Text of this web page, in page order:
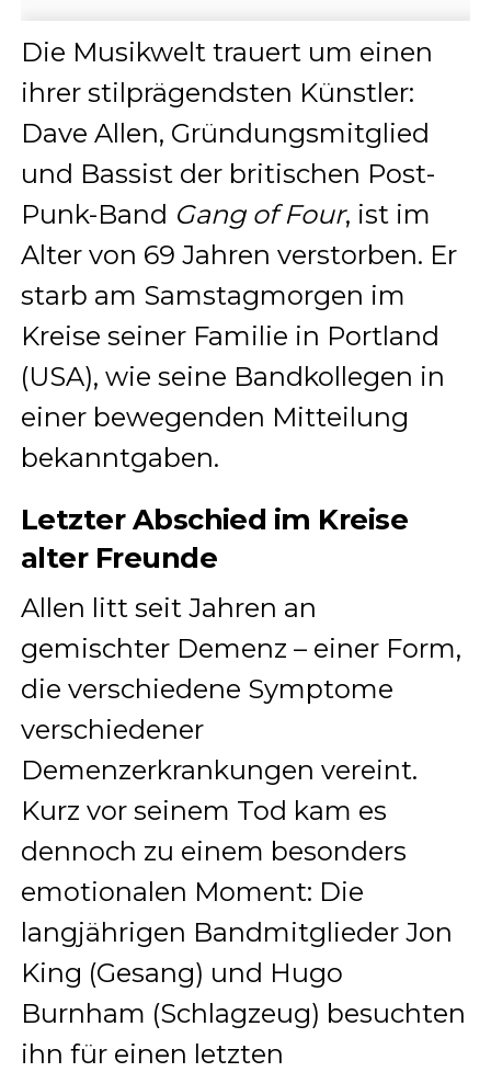
Die Musikwelt trauert um einen
ihrer stilprägendsten Künstler:
Dave Allen, Gründungsmitglied
und Bassist der britischen Post-
Punk-Band Gang of Four, ist im
Alter von 69 Jahren verstorben. Er
starb am Samstagmorgen im
Kreise seiner Familie in Portland
(USA), wie seine Bandkollegen in
einer bewegenden Mitteilung
bekanntgaben.
Letzter Abschied im Kreise
alter Freunde
Allen litt seit Jahren an
gemischter Demenz – einer Form,
die verschiedene Symptome
verschiedener
Demenzerkrankungen vereint.
Kurz vor seinem Tod kam es
dennoch zu einem besonders
emotionalen Moment: Die
langjährigen Bandmitglieder Jon
King (Gesang) und Hugo
Burnham (Schlagzeug) besuchten
ihn für einen letzten